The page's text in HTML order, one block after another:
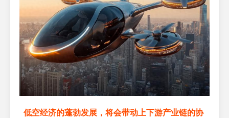
低空经济的蓬勃发展，将会带动上下游产业链的协